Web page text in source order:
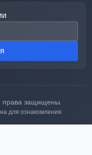
права защищены.
для ознакомления.